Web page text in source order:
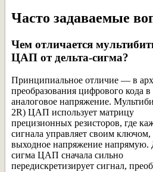
Часто задаваемые
Чем отличается
ЦАП от дельта-сигма?
Принципиальное отличие — в
преобразования цифрового кода в
аналоговое напряжение.
2R) ЦАП использует матрицу
прецизионных резисторов, где
сигнала управляет своим ключом,
выходное напряжение напрямую.
сигма ЦАП сначала сильно
передискретизирует сигнал,